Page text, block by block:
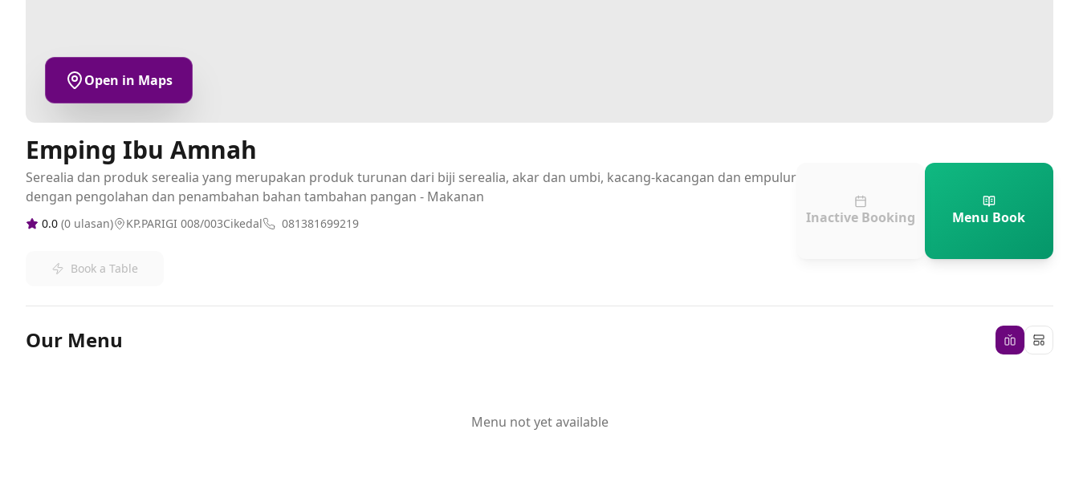
Open in Maps
Emping Ibu Amnah
Serealia dan produk serealia yang merupakan produk turunan dari biji serealia, akar dan umbi, kacang-kacangan dan empulur
dengan pengolahan dan penambahan bahan tambahan pangan - Makanan
0.0 (0 ulasan) KP.PARIGI 008/003Cikedal 081381699219
Book a Table
Inactive Booking Menu Book
Our Menu
Menu not yet available